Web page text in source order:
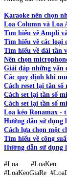
Karaoke nên chọn
Loa Column và Loa
Tìm hiểu về Ampli
Tìm hiểu về các loại
Tìm hiểu về dải tần
Nên chọn
Giải đáp những vấn
Các quy định khi
Cách reset lại tần số
Cách set lại tần số
Cách set lại tần số
Loa kéo Ronamax -
Hướng dẫn sử dụng
Cách lựa chọn một
Tìm hiểu về công
Hướng dẫn sử dụng
#Loa #LoaKeo
#LoaKeoGiaRe